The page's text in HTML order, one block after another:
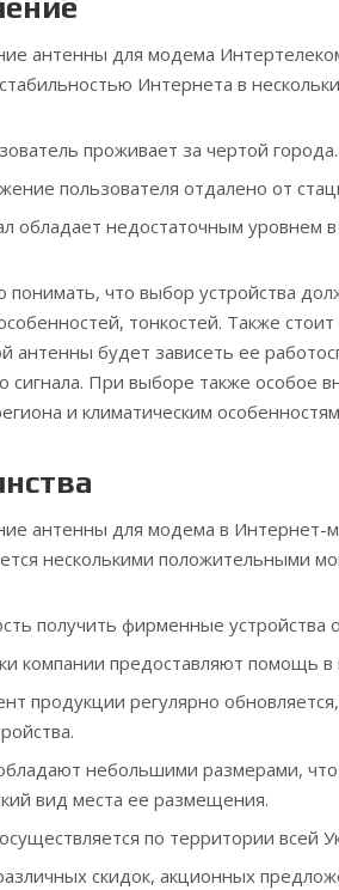
антенны для модема
Интернета в
проживает за чертой города.
пользователя отдалено от
обладает недостаточным уровнем
понимать, что выбор устройства
тонкостей. Также
антенны будет зависеть ее
сигнала. При выборе также особое
и климатическим
антенны для модема в Интернет-
несколькими положительными
получить фирменные устройства
компании предоставляют помощь
продукции регулярно
небольшими размерами, что
вид места ее размещения.
по территории всей
скидок, акционных